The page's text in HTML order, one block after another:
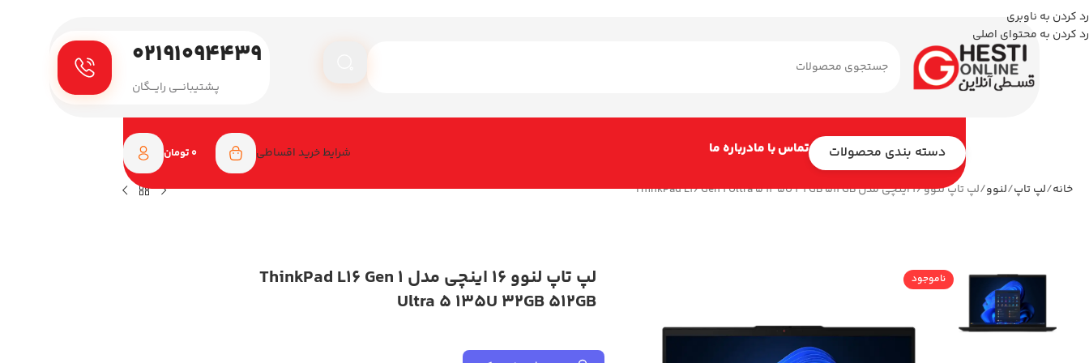
رد کردن به ناوبری
رد کردن به محتوای اصلی
۰۲۱۹۱۰۹۴۴۳۹
پـشتیبانـــی رایـــگان
دسته بندی محصولات تماس با مادرباره ما شرایط خرید اقساطی 0 تومان
خانه لپ تاپ لنوو لپ تاپ لنوو 16 اینچی مدل ThinkPad L16 Gen 1 Ultra 5 135U 32GB 512GB
ناموجود
لپ تاپ لنوو 16 اینچی مدل ThinkPad L16 Gen 1
Ultra 5 135U 32GB 512GB